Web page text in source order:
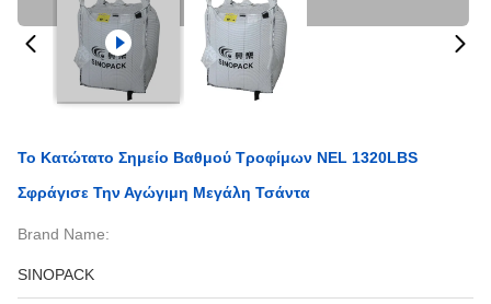
Το Κατώτατο Σημείο Βαθμού Τροφίμων NEL 1320LBS
Σφράγισε Την Αγώγιμη Μεγάλη Τσάντα
Brand Name:
SINOPACK